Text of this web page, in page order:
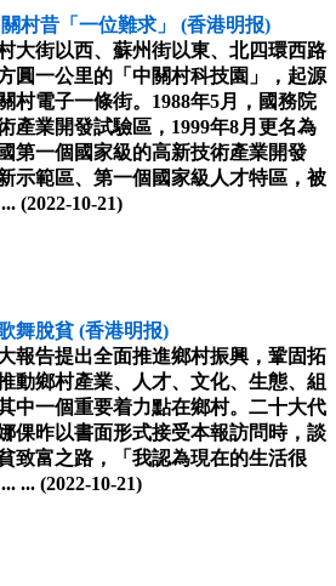
村昔「一位難求」
(香港明报)
大街以西、蘇州街以東、北四環西路
圓一公里的「中關村科技園」，起源
村電子一條街。1988年5月，國務院
產業開發試驗區，1999年8月更名為
第一個國家級的高新技術產業開發
示範區、第一個國家級人才特區，被
(2022-10-21)
舞脫貧 (香港明报)
報告提出全面推進鄉村振興，鞏固拓
動鄉村產業、人才、文化、生態、組
中一個重要着力點在鄉村。二十大代
倮昨以書面形式接受本報訪問時，談
致富之路，「我認為現在的生活很
... (2022-10-21)